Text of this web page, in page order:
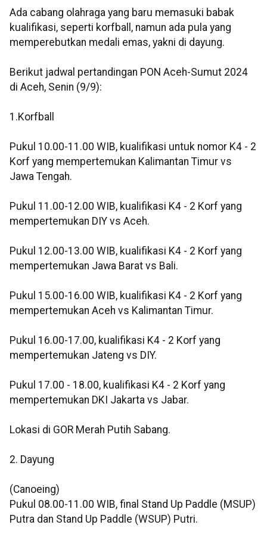
Ada cabang olahraga yang baru memasuki babak
kualifikasi, seperti korfball, namun ada pula yang
memperebutkan medali emas, yakni di dayung.
Berikut jadwal pertandingan PON Aceh-Sumut 2024
di Aceh, Senin (9/9):
1.Korfball
Pukul 10.00-11.00 WIB, kualifikasi untuk nomor K4 - 2
Korf yang mempertemukan Kalimantan Timur vs
Jawa Tengah.
Pukul 11.00-12.00 WIB, kualifikasi K4 - 2 Korf yang
mempertemukan DIY vs Aceh.
Pukul 12.00-13.00 WIB, kualifikasi K4 - 2 Korf yang
mempertemukan Jawa Barat vs Bali.
Pukul 15.00-16.00 WIB, kualifikasi K4 - 2 Korf yang
mempertemukan Aceh vs Kalimantan Timur.
Pukul 16.00-17.00, kualifikasi K4 - 2 Korf yang
mempertemukan Jateng vs DIY.
Pukul 17.00 - 18.00, kualifikasi K4 - 2 Korf yang
mempertemukan DKI Jakarta vs Jabar.
Lokasi di GOR Merah Putih Sabang.
2. Dayung
(Canoeing)
Pukul 08.00-11.00 WIB, final Stand Up Paddle (MSUP)
Putra dan Stand Up Paddle (WSUP) Putri.